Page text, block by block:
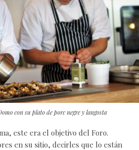
con su plato de porc negre y langosta
este era el objetivo del Foro.
en su sitio, decirles que lo están